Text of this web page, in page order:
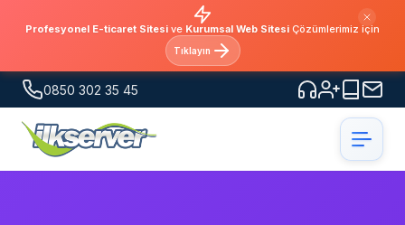
Profesyonel E-ticaret Sitesi ve Kurumsal Web Sitesi Çözümlerimiz için
Tıklayın
0850 302 35 45